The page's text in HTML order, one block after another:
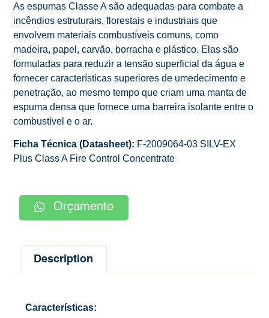
As espumas Classe A são adequadas para combate a
incêndios estruturais, florestais e industriais que
envolvem materiais combustíveis comuns, como
madeira, papel, carvão, borracha e plástico. Elas são
formuladas para reduzir a tensão superficial da água e
fornecer características superiores de umedecimento e
penetração, ao mesmo tempo que criam uma manta de
espuma densa que fornece uma barreira isolante entre o
combustível e o ar.
Ficha Técnica (Datasheet): F-2009064-03 SILV-EX
Plus Class A Fire Control Concentrate
Orçamento
Description
Características: